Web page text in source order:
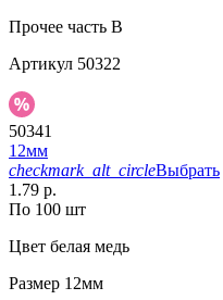
Прочее часть B
Артикул 50322
50341
12мм
checkmark_alt_circleВыбрать
1.79 р.
По 100 шт
Цвет белая медь
Размер 12мм